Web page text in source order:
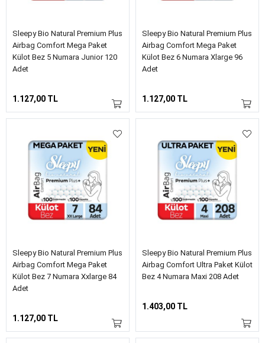
Sleepy Bio Natural Premium Plus
Airbag Comfort Mega Paket
Külot Bez 5 Numara Junior 120
Adet
1.127,00 TL
Sleepy Bio Natural Premium Plus
Airbag Comfort Mega Paket
Külot Bez 6 Numara Xlarge 96
Adet
1.127,00 TL
Sleepy Bio Natural Premium Plus
Airbag Comfort Mega Paket
Külot Bez 7 Numara Xxlarge 84
Adet
1.127,00 TL
Sleepy Bio Natural Premium Plus
Airbag Comfort Ultra Paket Külot
Bez 4 Numara Maxi 208 Adet
1.403,00 TL